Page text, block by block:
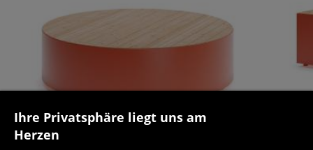
Ihre Privatsphäre liegt uns am
Herzen